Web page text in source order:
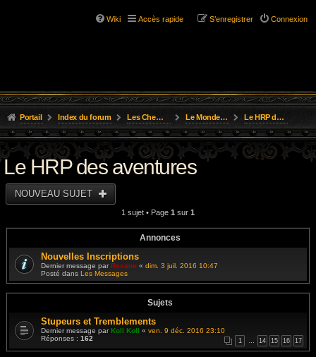
Wiki Accès rapide Connexion
S’enregistrer
Portail Index du forum Les Chemins de L'Aventure Le Monde D'Osgild Le HRP des aventures
Le HRP des aventures
NOUVEAU SUJET
1 sujet • Page 1 sur 1
Annonces
Nouvelles Inscriptions
Dernier message parResane « dim. 3 juil. 2016 10:47
Posté dans Les Messages
Sujets
Stupeurs et Tremblements
Dernier message parKoll Koll « ven. 9 déc. 2016 23:10
Réponses : 162 1 … 14 15 16 17